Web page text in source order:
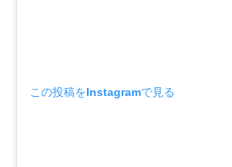
この投稿をInstagramで見る